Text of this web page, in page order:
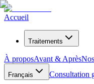
Accueil
Traitements
À proposAvant & Après
Français Consultation